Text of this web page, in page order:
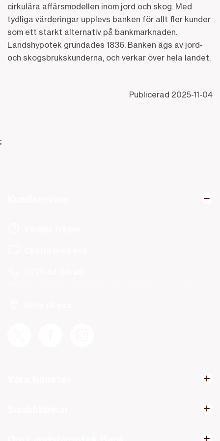
cirkulära affärsmodellen inom jord och skog. Med
tydliga värderingar upplevs banken för allt fler kunder
som ett starkt alternativ på bankmarknaden.
Landshypotek grundades 1836. Banken ägs av jord-
och skogsbrukskunderna, och verkar över hela landet.
Publicerad 2025-11-04
;